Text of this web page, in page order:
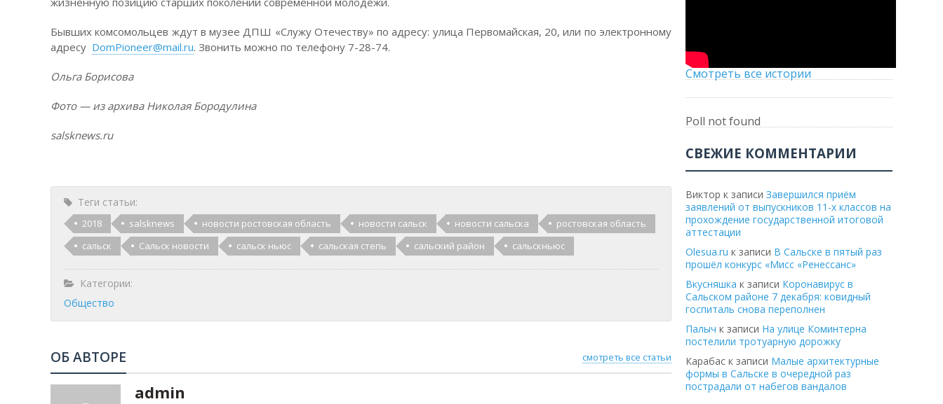
Бывших комсомольцев ждут в музее ДПШ «Служу Отечеству» по адресу: улица Первомайская, 20, или по электронному
адресу DomPioneer@mail.ru. Звонить можно по телефону 7-28-74.
Ольга Борисова
Фото — из архива Николая Бородулина
salsknews.ru
Теги статьи:
2018 salsknews новости ростовская область новости сальск новости сальска
ростовская область
сальск
Сальск новости сальск ньюс сальская степь сальский район сальскньюс
Категории:
Общество
смотреть все статьи
ОБ АВТОРЕ
admin
Смотреть все истории
Poll not found
СВЕЖИЕ КОММЕНТАРИИ
Виктор к записи Завершился приём
заявлений от выпускников 11-х классов на
прохождение государственной итоговой
аттестации
Olesua.ru к записи В Сальске в пятый раз
прошёл конкурс «Мисс «Ренессанс»
Вкусняшка к записи Коронавирус в
Сальском районе 7 декабря: ковидный
госпиталь снова переполнен
Палыч к записи На улице Коминтерна
постелили тротуарную дорожку
Карабас к записи Малые архитектурные
формы в Сальске в очередной раз
пострадали от набегов вандалов